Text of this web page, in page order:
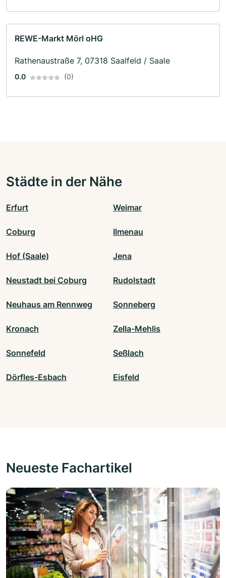
REWE-Markt Mörl oHG
Rathenaustraße 7, 07318 Saalfeld / Saale
0.0 (0)
Städte in der Nähe
Erfurt Weimar
Coburg Ilmenau
Hof (Saale) Jena
Neustadt bei Coburg Rudolstadt
Neuhaus am Rennweg Sonneberg
Kronach Zella-Mehlis
Sonnefeld Seßlach
Dörfles-Esbach Eisfeld
Neueste Fachartikel